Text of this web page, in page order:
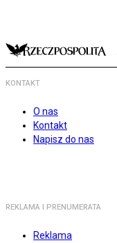
KONTAKT
O nas
Kontakt
Napisz do nas
REKLAMA I PRENUMERATA
Reklama